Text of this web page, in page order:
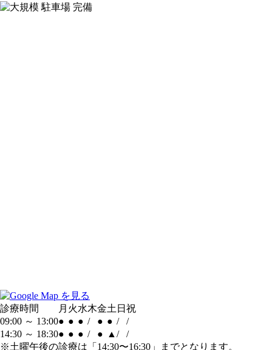
診療時間 月 火水木金土 日 祝
09:00 ～ 13:00● ● ● / ● ● /
/
14:30 ～ 18:30● ● ● / ● ▲ /
/
※土曜午後の診療は「14:30〜16:30」までとなります。